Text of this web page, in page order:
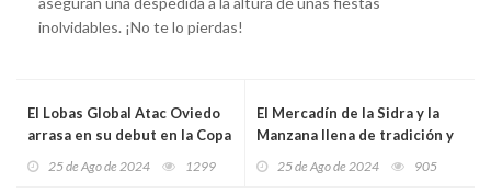
inolvidables. ¡No te lo pierdas!
El Lobas Global Atac Oviedo
arrasa en su debut en la Copa
título tras vencer al
25 de Ago de 2024 1299
El Mercadín de la Sidra y la
Manzana llena de tradición y
en la Fiesta de la Sidra
25 de Ago de 2024 905